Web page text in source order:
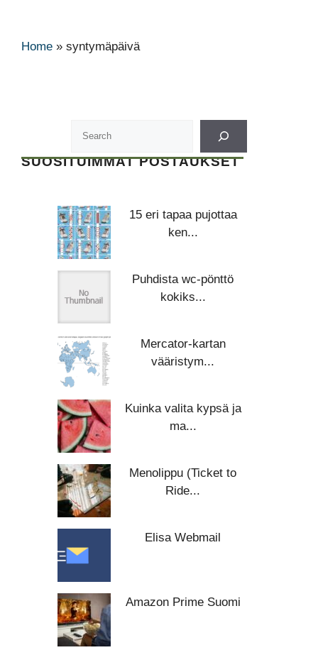
Home » syntymäpäivä
SUOSITUIMMAT POSTAUKSET
15 eri tapaa pujottaa
ken...
Puhdista wc-pönttö
kokiks...
Mercator-kartan
vääristym...
Kuinka valita kypsä ja
ma...
Menolippu (Ticket to
Ride...
Elisa Webmail
Amazon Prime Suomi